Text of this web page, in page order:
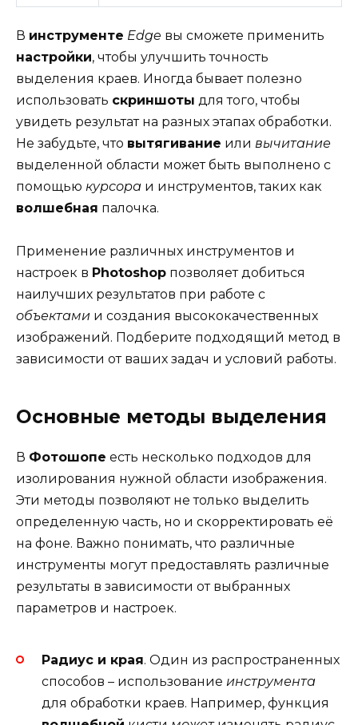
В инструменте Edge вы сможете применить
настройки, чтобы улучшить точность
выделения краев. Иногда бывает полезно
использовать скриншоты для того, чтобы
увидеть результат на разных этапах обработки.
Не забудьте, что вытягивание или вычитание
выделенной области может быть выполнено с
помощью курсора и инструментов, таких как
волшебная палочка.
Применение различных инструментов и
настроек в Photoshop позволяет добиться
наилучших результатов при работе с
объектами и создания высококачественных
изображений. Подберите подходящий метод в
зависимости от ваших задач и условий работы.
Основные методы выделения
В Фотошопе есть несколько подходов для
изолирования нужной области изображения.
Эти методы позволяют не только выделить
определенную часть, но и скорректировать её
на фоне. Важно понимать, что различные
инструменты могут предоставлять различные
результаты в зависимости от выбранных
параметров и настроек.
Радиус и края. Один из распространенных
способов – использование инструмента
для обработки краев. Например, функция